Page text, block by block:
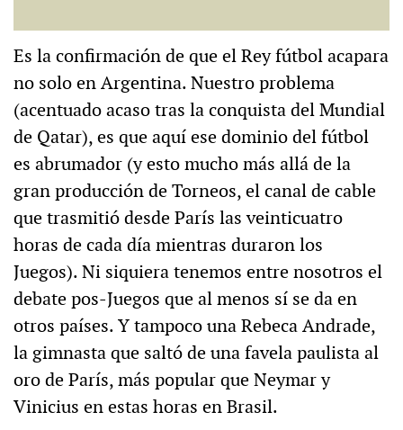
Es la confirmación de que el Rey fútbol acapara
no solo en Argentina. Nuestro problema
(acentuado acaso tras la conquista del Mundial
de Qatar), es que aquí ese dominio del fútbol
es abrumador (y esto mucho más allá de la
gran producción de Torneos, el canal de cable
que trasmitió desde París las veinticuatro
horas de cada día mientras duraron los
Juegos). Ni siquiera tenemos entre nosotros el
debate pos-Juegos que al menos sí se da en
otros países. Y tampoco una Rebeca Andrade,
la gimnasta que saltó de una favela paulista al
oro de París, más popular que Neymar y
Vinicius en estas horas en Brasil.